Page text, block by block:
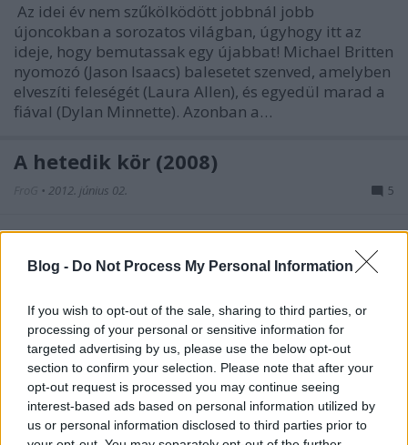
Blog - Do Not Process My Personal Information
If you wish to opt-out of the sale, sharing to third parties, or
processing of your personal or sensitive information for
targeted advertising by us, please use the below opt-out
section to confirm your selection. Please note that after your
opt-out request is processed you may continue seeing
interest-based ads based on personal information utilized by
us or personal information disclosed to third parties prior to
Az idei év nem szűkölködött jobbnál jobb
újoncokban a sorozatos világban, úgyhogy itt az
ideje, hogy bemutassak egy újabbat! Michael Britten
nyomozó (Jason Isaacs) balesetet szenved, amelyben
elveszíti feleségét (Laura Allen), és egyedül marad a
fiával (Dylan Minnette). Azonban a…
A hetedik kör (2008)
• 2012. június 02. 5
A Hungarikum rovatban a magyar filmek
taglalásával foglalkozunk, legfőbb szempontunk az,
hogy néhány néző számára eljuttassunk olyan
ismertek, de híresebb darabok is sorra kerülnek
majd. A dühöngő fiatalság. Ez a téma talán a…
Az elátkozott Leeds United / The
Damned United (2009)